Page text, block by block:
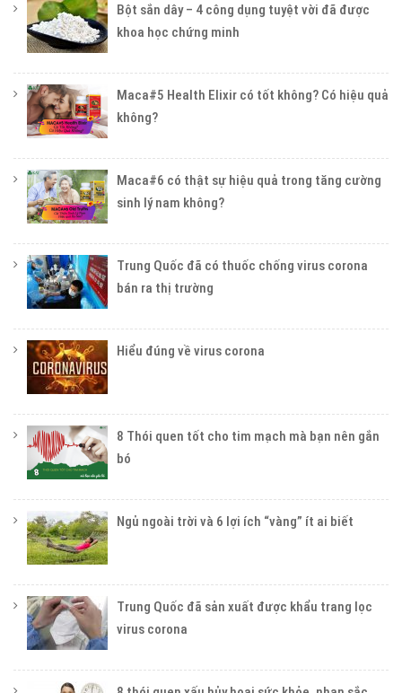
Bột sắn dây – 4 công dụng tuyệt vời đã được
khoa học chứng minh
Maca#5 Health Elixir có tốt không? Có hiệu quả
không?
Maca#6 có thật sự hiệu quả trong tăng cường
sinh lý nam không?
Trung Quốc đã có thuốc chống virus corona
bán ra thị trường
Hiểu đúng về virus corona
8 Thói quen tốt cho tim mạch mà bạn nên gắn
bó
Ngủ ngoài trời và 6 lợi ích “vàng” ít ai biết
Trung Quốc đã sản xuất được khẩu trang lọc
virus corona